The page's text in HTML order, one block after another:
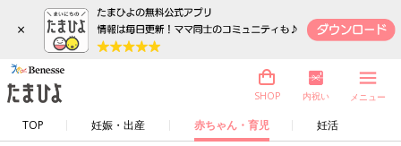
×
TOP 妊娠・出産 赤ちゃん・育児 妊活
SHOP 内祝い メニュー